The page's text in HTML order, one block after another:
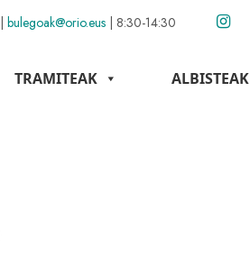
| bulegoak@orio.eus | 8:30-14:30
TRAMITEAK ALBISTEAK